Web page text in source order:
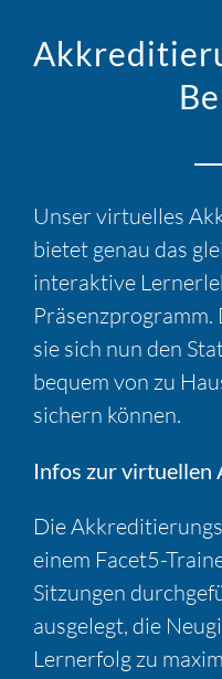
Unser virtuelles
bietet genau das
interaktive
sie sich nun den
bequem von zu
sichern können.
Infos zur virtuellen
Die
einem Facet5-
Sitzungen
ausgelegt, die
Lernerfolg zu